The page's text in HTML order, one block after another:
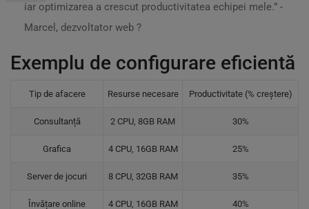
iar optimizarea a crescut productivitatea echipei mele.” -
Marcel, dezvoltator web ?️
Exemplu de configurare eficientă
Tip de afacere Resurse necesare Productivitate (% creștere)
Consultanță 2 CPU, 8GB RAM 30%
Grafica 4 CPU, 16GB RAM 25%
Server de jocuri 8 CPU, 32GB RAM 35%
Învățare online 4 CPU, 16GB RAM 40%